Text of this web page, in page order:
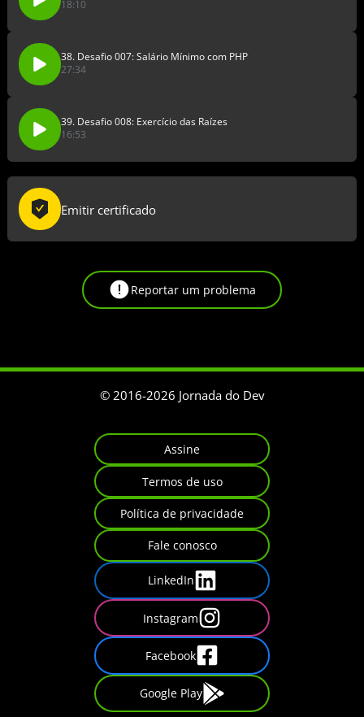
18:10
38. Desafio 007: Salário Mínimo com PHP
27:34
39. Desafio 008: Exercício das Raízes
16:53
Emitir certificado
Reportar um problema
© 2016-2026 Jornada do Dev
Assine
Termos de uso
Política de privacidade
Fale conosco
LinkedIn
Instagram
Facebook
Google Play